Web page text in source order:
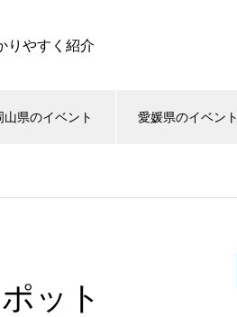
りやすく紹介
山県のイベント 愛媛県のイベント
ット